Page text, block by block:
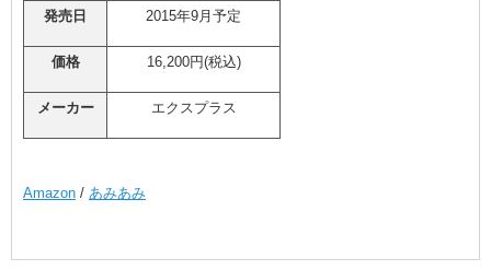
発売日 2015年9月予定
価格 16,200円(税込)
メーカー エクスプラス
Amazon / あみあみ